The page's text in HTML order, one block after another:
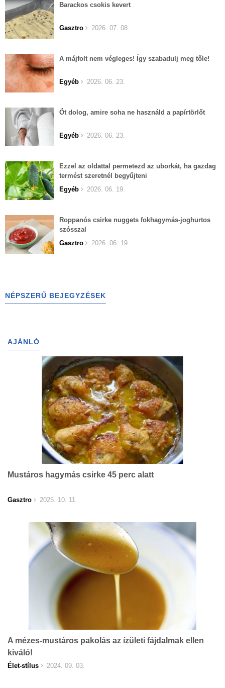
Barackos csokis kevert
Gasztro 2026. 07. 08.
A májfolt nem végleges! Így szabadulj meg tőle!
Egyéb 2026. 06. 23.
Öt dolog, amire soha ne használd a papírtörlőt
Egyéb 2026. 06. 23.
Ezzel az oldattal permetezd az uborkát, ha gazdag
termést szeretnél begyűjteni
Egyéb
2026. 06. 19.
Roppanós csirke nuggets fokhagymás-joghurtos
szósszal
Gasztro
2026. 06. 19.
NÉPSZERŰ BEJEGYZÉSEK
AJÁNLÓ
Mustáros hagymás csirke 45 perc alatt
Gasztro 2025. 10. 11.
A mézes-mustáros pakolás az ízületi fájdalmak ellen
kiváló!
Élet-stílus 2024. 09. 03.